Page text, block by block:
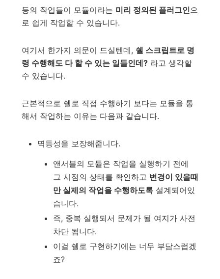
등의 작업들이 모듈이라는 미리 정의된 플러그인으
로 쉽게 작업할 수 있습니다.
여기서 한가지 의문이 드실텐데, 쉘 스크립트로 명
령 수행해도 다 할 수 있는 일들인데? 라고 생각할
수 있습니다.
근본적으로 쉘로 직접 수행하기 보다는 모듈을 통
해서 작업하는 이유는 다음과 같습니다.
멱등성을 보장해줍니다.
앤서블의 모듈은 작업을 실행하기 전에
그 시점의 상태를 확인하고 변경이 있을때
만 실제의 작업을 수행하도록 설계되어있
습니다.
즉, 중복 실행되서 문제가 될 여지가 사전
차단 됩니다.
이걸 쉘로 구현하기에는 너무 부담스럽겠
죠?